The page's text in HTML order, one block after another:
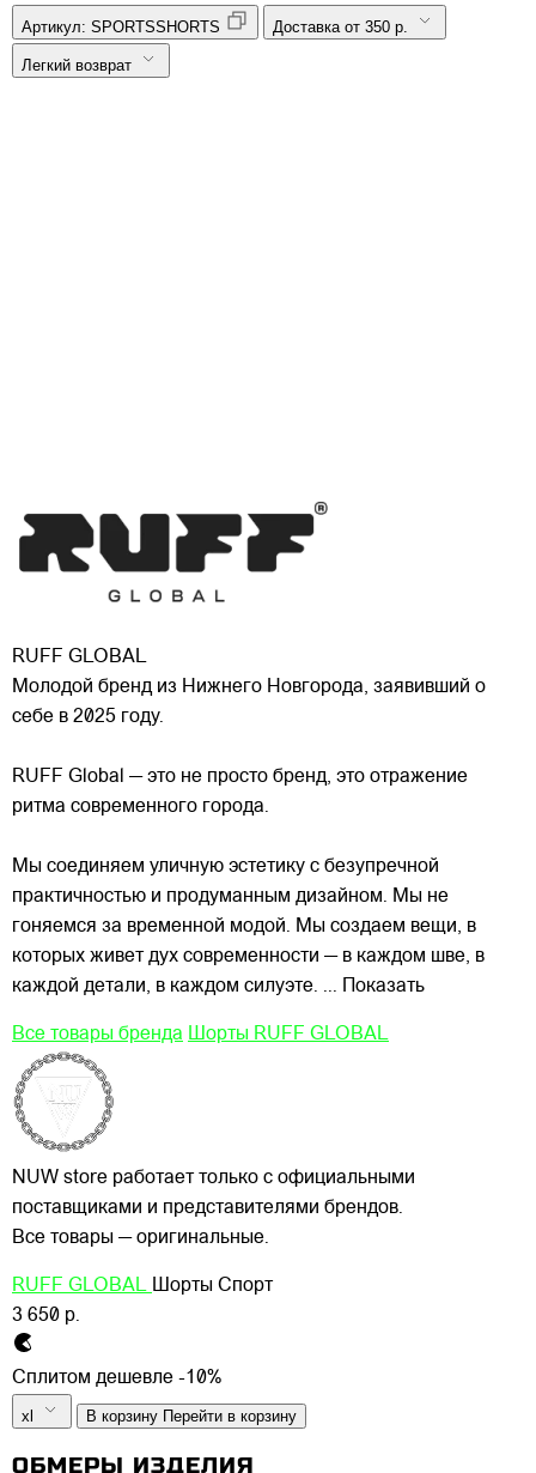
Артикул: SPORTSSHORTS Доставка от 350 р.
Легкий возврат
RUFF GLOBAL
Молодой бренд из Нижнего Новгорода, заявивший о
себе в 2025 году.
RUFF Global — это не просто бренд, это отражение
ритма современного города.
Мы соединяем уличную эстетику с безупречной
практичностью и продуманным дизайном. Мы не
гоняемся за временной модой. Мы создаем вещи, в
которых живет дух современности — в каждом шве, в
каждой детали, в каждом силуэте. ... Показать
Все товары бренда Шорты RUFF GLOBAL
NUW store работает только с официальными
поставщиками и представителями брендов.
Все товары — оригинальные.
RUFF GLOBAL Шорты Спорт
3 650 р.
Сплитом дешевле -10%
xl В корзину Перейти в корзину
ОБМЕРЫ ИЗДЕЛИЯ